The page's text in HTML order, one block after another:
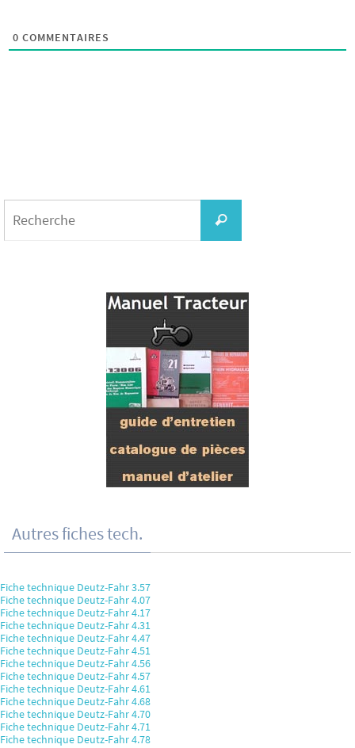
0 COMMENTAIRES
Recherche
Autres fiches tech.
Fiche technique Deutz-Fahr 3.57
Fiche technique Deutz-Fahr 4.07
Fiche technique Deutz-Fahr 4.17
Fiche technique Deutz-Fahr 4.31
Fiche technique Deutz-Fahr 4.47
Fiche technique Deutz-Fahr 4.51
Fiche technique Deutz-Fahr 4.56
Fiche technique Deutz-Fahr 4.57
Fiche technique Deutz-Fahr 4.61
Fiche technique Deutz-Fahr 4.68
Fiche technique Deutz-Fahr 4.70
Fiche technique Deutz-Fahr 4.71
Fiche technique Deutz-Fahr 4.78